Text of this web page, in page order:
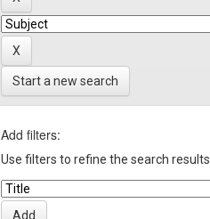
Start a new search
Add filters:
Use filters to refine the search results.